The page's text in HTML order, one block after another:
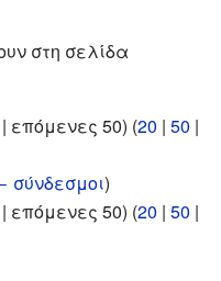
στη σελίδα
επόμενες 50) (20 | 50 |
σύνδεσμοι)
επόμενες 50) (20 | 50 |